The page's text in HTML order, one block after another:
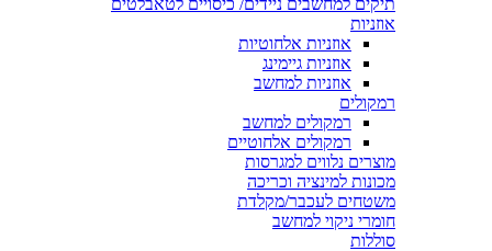
אוזניות
אוזניות אלחוטיות
אוזניות גיימינג
אוזניות למחשב
רמקולים
רמקולים למחשב
רמקולים אלחוטיים
מוצרים נלווים למגרסות
מכונות למינציה וכריכה
משטחים לעכבר/מקלדת
חומרי ניקוי למחשב
סוללות